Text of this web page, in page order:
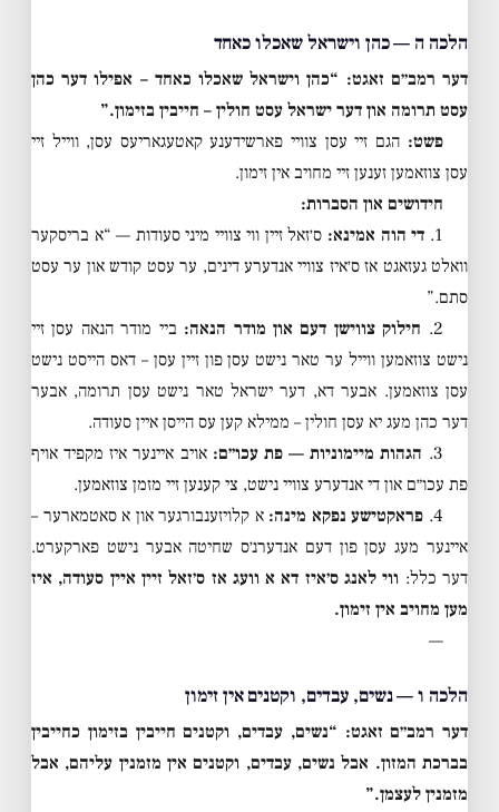
הלכה ה — כהן וישראל שאכלו כאחד
דער רמב״ם זאגט: “כהן וישראל שאכלו כאחד – אפילו דער כהן
עסט תרומה און דער ישראל עסט חולין – חייבין בזימון.”
פשט: הגם זיי עסן צוויי פארשידענע קאטעגאריעס עסן, ווייל זיי
עסן צוזאמען זענען זיי מחויב אין זימון.
חידושים און הסברות:
1. די הוה אמינא: ס׳זאל זיין ווי צוויי מיני סעודות — “א בריסקער
וואלט געזאגט אז ס׳איז צוויי אנדערע דינים, ער עסט קודש און ער עסט
סתם.”
2. חילוק צווישן דעם און מודר הנאה: ביי מודר הנאה עסן זיי
נישט צוזאמען ווייל ער טאר נישט עסן פון זיין עסן – דאס הייסט נישט
עסן צוזאמען. אבער דא, דער ישראל טאר נישט עסן תרומה, אבער
דער כהן מעג יא עסן חולין – ממילא קען עס הייסן איין סעודה.
3. הגהות מיימוניות — פת עכו״ם: אויב איינער איז מקפיד אויף
פת עכו״ם און די אנדערע צוויי נישט, צי קענען זיי מזמן צוזאמען.
4. פראקטישע נפקא מינה: א קלויזענבורגער און א סאטמארער –
איינער מעג עסן פון דעם אנדערנ׳ס שחיטה אבער נישט פארקערט.
דער כלל: ווי לאנג ס׳איז דא א וועג אז ס׳זאל זיין איין סעודה, איז
מען מחויב אין זימון.
—
הלכה ו — נשים, עבדים, וקטנים אין זימון
דער רמב״ם זאגט: “נשים, עבדים, וקטנים חייבין בזימון כחייבין
בברכת המזון. אבל נשים, עבדים, וקטנים אין מזמנין עליהם, אבל
מזמנין לעצמן.”